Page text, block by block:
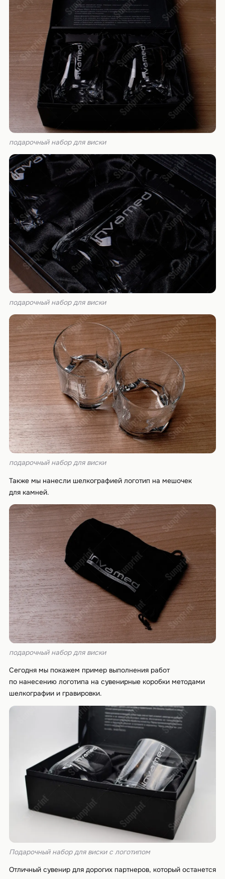
подарочный набор для виски
подарочный набор для виски
подарочный набор для виски
Также мы нанесли шелкографией логотип на мешочек
для камней.
подарочный набор для виски
Сегодня мы покажем пример выполнения работ
по нанесению логотипа на сувенирные коробки методами
шелкографии и гравировки.
Подарочный набор для виски с логотипом
Отличный сувенир для дорогих партнеров, который останется